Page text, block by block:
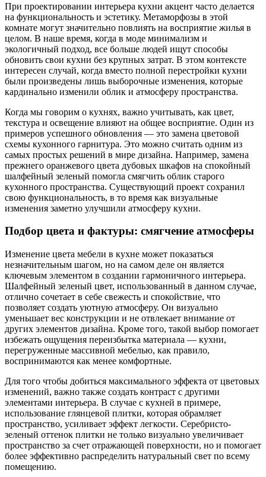
При проектировании интерьера кухни акцент часто делается
на функциональность и эстетику. Метаморфозы в этой
комнате могут значительно повлиять на восприятие жилья в
целом. В наше время, когда в моде минимализм и
экологичный подход, все больше людей ищут способы
обновить свои кухни без крупных затрат. В этом контексте
интересен случай, когда вместо полной перестройки кухни
были произведены лишь выборочные изменения, которые
кардинально изменили облик и атмосферу пространства.
Когда мы говорим о кухнях, важно учитывать, как цвет,
текстура и освещение влияют на общее восприятие. Один из
примеров успешного обновления — это замена цветовой
схемы кухонного гарнитура. Это можно считать одним из
самых простых решений в мире дизайна. Например, замена
прежнего оранжевого цвета дубовых шкафов на спокойный
шалфейный зеленый помогла смягчить облик старого
кухонного пространства. Существующий проект сохранил
свою функциональность, в то время как визуальные
изменения заметно улучшили атмосферу кухни.
Подбор цвета и фактуры: смягчение атмосферы
Изменение цвета мебели в кухне может показаться
незначительным шагом, но на самом деле он является
ключевым элементом в создании гармоничного интерьера.
Шалфейный зеленый цвет, использованный в данном случае,
отлично сочетает в себе свежесть и спокойствие, что
позволяет создать уютную атмосферу. Он визуально
уменьшает вес конструкции и не отвлекает внимание от
других элементов дизайна. Кроме того, такой выбор помогает
избежать ощущения переизбытка материала — кухни,
перегруженные массивной мебелью, как правило,
воспринимаются как менее комфортные.
Для того чтобы добиться максимального эффекта от цветовых
изменений, важно также создать контраст с другими
элементами интерьера. В случае с кухней в примере,
использование глянцевой плитки, которая обрамляет
пространство, усиливает эффект легкости. Серебристо-
зеленый оттенок плитки не только визуально увеличивает
пространство за счет отражающей поверхности, но и помогает
более эффективно распределить натуральный свет по всему
помещению.